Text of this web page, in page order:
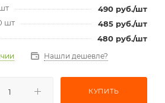
490 руб./шт
шт
485 руб./шт
480 руб./шт
Нашли дешевле?
КУПИТЬ